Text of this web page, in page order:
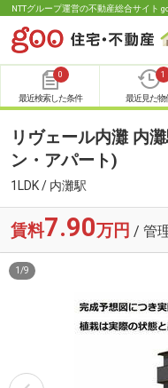
NTTグループ運営の不動産総合サイト
0
最近検索した条件
1
最近見た物
リヴェール内灘 内
ン・アパート)
1LDK / 内灘駅
賃料7.90万円 / 管
1 /9